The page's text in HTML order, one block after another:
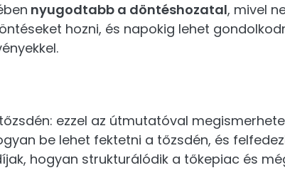
nyugodtabb a döntéshozatal, mivel
hozni, és napokig lehet
ezzel az útmutatóval
be lehet fektetni a tőzsdén, és
hogyan strukturálódik a tőkepiac és